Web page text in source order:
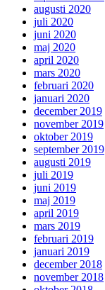
augusti 2020
juli 2020
juni 2020
maj 2020
april 2020
mars 2020
februari 2020
januari 2020
december 2019
november 2019
oktober 2019
september 2019
augusti 2019
juli 2019
juni 2019
maj 2019
april 2019
mars 2019
februari 2019
januari 2019
december 2018
november 2018